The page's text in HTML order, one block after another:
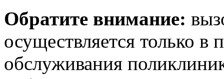
Обратите внимание:
осуществляется только в
обслуживания